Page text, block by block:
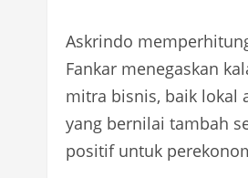
Askrindo
Fankar menegaskan
mitra bisnis, baik lokal
yang bernilai tambah
positif untuk